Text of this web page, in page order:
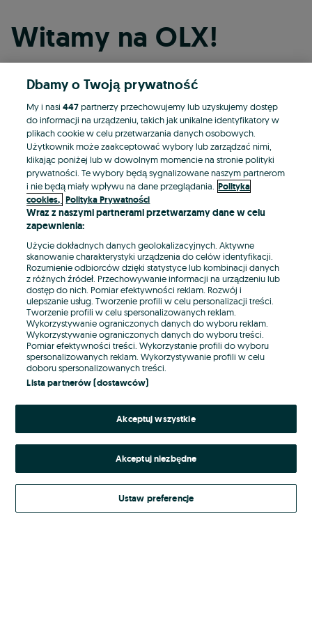
Witamy na OLX!
Kontynuuj przez Facebooka
Kontynuuj przez konto Apple
Kontynuuj przez konto Google
LUB
E-mail
Hasło
Nie pamiętasz hasła?
Zaloguj się
Kontynuując za pośrednictwem jednego z dostawców wskazanych powyżej,
Regulamin serwisuOLX.pl w jego aktualnym brzmieniu.
Dbamy o Twoją prywatność
My i nasi447partnerzy przechowujemy lub uzyskujemy dostęp
do informacji na urządzeniu, takich jak unikalne identyfikatory w
plikach cookie w celu przetwarzania danych osobowych.
Użytkownik może zaakceptować wybory lub zarządzać nimi,
klikając poniżej lub w dowolnym momencie na stronie polityki
prywatności. Te wybory będą sygnalizowane naszym partnerom
i nie będą miały wpływu na dane przeglądania. Polityka
cookies, Polityka Prywatności
Wraz z naszymi partnerami przetwarzamy dane w celu
zapewnienia:
Użycie dokładnych danych geolokalizacyjnych. Aktywne
skanowanie charakterystyki urządzenia do celów identyfikacji.
Rozumienie odbiorców dzięki statystyce lub kombinacji danych
z różnych źródeł. Przechowywanie informacji na urządzeniu lub
dostęp do nich. Pomiar efektywności reklam. Rozwój i
ulepszanie usług. Tworzenie profili w celu personalizacji treści.
Tworzenie profili w celu spersonalizowanych reklam.
Wykorzystywanie ograniczonych danych do wyboru reklam.
Wykorzystywanie ograniczonych danych do wyboru treści.
Pomiar efektywności treści. Wykorzystanie profili do wyboru
spersonalizowanych reklam. Wykorzystywanie profili w celu
doboru spersonalizowanych treści.
Lista partnerów (dostawców)
Akceptuj wszystkie
Akceptuj niezbędne
Ustaw preferencje